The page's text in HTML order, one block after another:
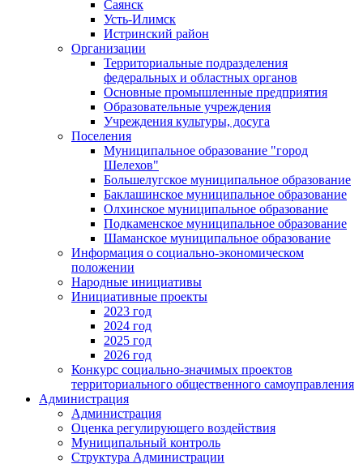
Саянск
Усть-Илимск
Истринский район
Организации
Территориальные подразделения
федеральных и областных органов
Основные промышленные предприятия
Образовательные учреждения
Учреждения культуры, досуга
Поселения
Муниципальное образование "город
Шелехов"
Большелугское муниципальное образование
Баклашинское муниципальное образование
Олхинское муниципальное образование
Подкаменское муниципальное образование
Шаманское муниципальное образование
Информация о социально-экономическом
положении
Народные инициативы
Инициативные проекты
2023 год
2024 год
2025 год
2026 год
Конкурс социально-значимых проектов
территориального общественного самоуправления
Администрация
Администрация
Оценка регулирующего воздействия
Муниципальный контроль
Структура Администрации